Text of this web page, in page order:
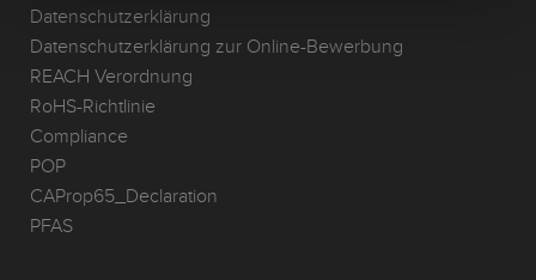
Datenschutzerklärung
Datenschutzerklärung zur Online-Bewerbung
REACH Verordnung
RoHS-Richtlinie
Compliance
POP
CAProp65_Declaration
PFAS